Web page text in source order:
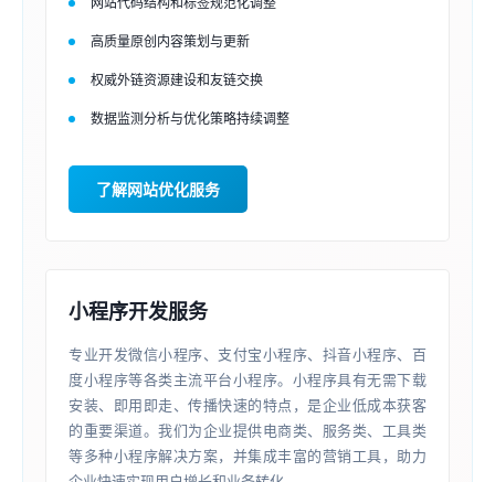
高质量原创内容策划与更新
权威外链资源建设和友链交换
数据监测分析与优化策略持续调整
了解网站优化服务
小程序开发服务
专业开发微信小程序、支付宝小程序、抖音小程序、百
度小程序等各类主流平台小程序。小程序具有无需下载
安装、即用即走、传播快速的特点，是企业低成本获客
的重要渠道。我们为企业提供电商类、服务类、工具类
等多种小程序解决方案，并集成丰富的营销工具，助力